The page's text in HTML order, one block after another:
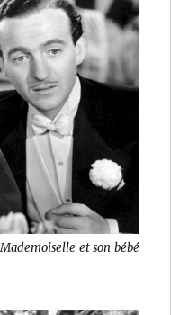
Mademoiselle et son bébé